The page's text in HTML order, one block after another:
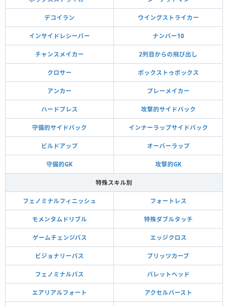
デコイラン ウイングストライカー
インサイドレシーバー ナンバー10
チャンスメイカー 2列目からの飛び出し
クロサー ボックストゥボックス
アンカー プレーメイカー
ハードプレス 攻撃的サイドバック
守備的サイドバック インナーラップサイドバック
ビルドアップ オーバーラップ
守備的GK 攻撃的GK
特殊スキル別
フェノミナルフィニッシュ フォートレス
モメンタムドリブル 特殊ダブルタッチ
ゲームチェンジパス エッジクロス
ビジョナリーパス ブリッツカーブ
フェノミナルパス バレットヘッド
エアリアルフォート アクセルバースト